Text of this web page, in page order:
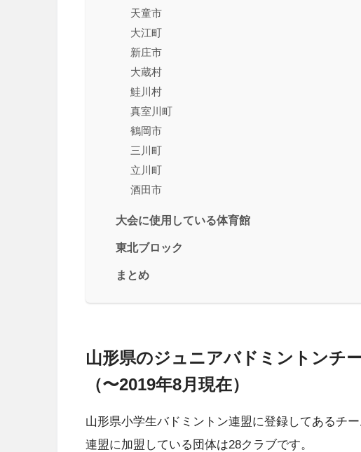
天童市
大江町
新庄市
大蔵村
鮭川村
真室川町
鶴岡市
三川町
立川町
酒田市
大会に使用している体育館
東北ブロック
まとめ
山形県のジュニアバドミントンチ
（〜2019年8月現在）
山形県小学生バドミントン連盟に登録してあるチー
連盟に加盟している団体は28クラブです。